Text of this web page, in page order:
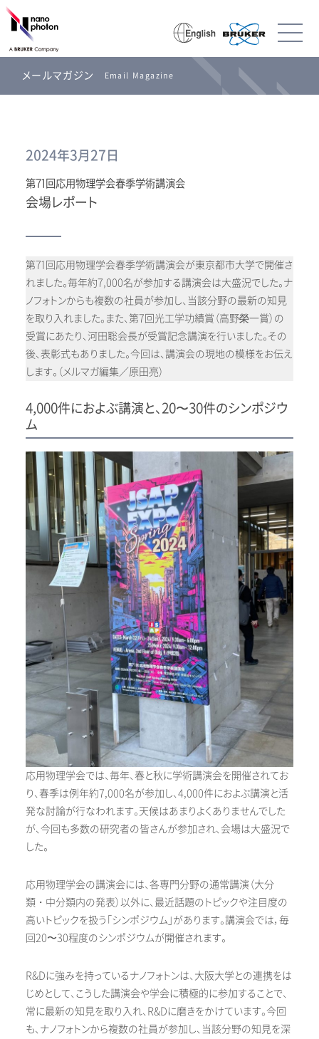
メールマガジン Email Magazine
2024年3月27日
第71回応用物理学会春季学術講演会
会場レポート
第71回応用物理学会春季学術講演会が東京都市大学で開催さ
れました。毎年約7,000名が参加する講演会は大盛況でした。ナ
ノフォトンからも複数の社員が参加し、当該分野の最新の知見
を取り入れました。また、第7回光工学功績賞（高野榮一賞）の
受賞にあたり、河田聡会長が受賞記念講演を行いました。その
後、表彰式もありました。今回は、講演会の現地の模様をお伝え
します。（メルマガ編集／原田亮）
4,000件におよぶ講演と、20〜30件のシンポジウ
ム
応用物理学会では、毎年、春と秋に学術講演会を開催されてお
り、春季は例年約7,000名が参加し、4,000件におよぶ講演と活
発な討論が行なわれます。天候はあまりよくありませんでした
が、今回も多数の研究者の皆さんが参加され、会場は大盛況で
した。
応用物理学会の講演会には、各専門分野の通常講演（大分
類・中分類内の発表）以外に、最近話題のトピックや注目度の
高いトピックを扱う「シンポジウム」があります。講演会では，毎
回20〜30程度のシンポジウムが開催されます。
R&Dに強みを持っているナノフォトンは、大阪大学との連携をは
じめとして、こうした講演会や学会に積極的に参加することで、
常に最新の知見を取り入れ、R&Dに磨きをかけています。今回
も、ナノフォトンから複数の社員が参加し、当該分野の知見を深